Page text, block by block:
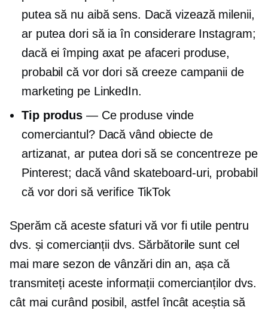
putea să nu aibă sens. Dacă vizează milenii,
ar putea dori să ia în considerare Instagram;
dacă ei împing axat pe afaceri produse,
probabil că vor dori să creeze campanii de
marketing pe LinkedIn.
Tip produs — Ce produse vinde
comerciantul? Dacă vând obiecte de
artizanat, ar putea dori să se concentreze pe
Pinterest; dacă vând skateboard-uri, probabil
că vor dori să verifice TikTok
Sperăm că aceste sfaturi vă vor fi utile pentru
dvs. și comercianții dvs. Sărbătorile sunt cel
mai mare sezon de vânzări din an, așa că
transmiteți aceste informații comercianților dvs.
cât mai curând posibil, astfel încât aceștia să